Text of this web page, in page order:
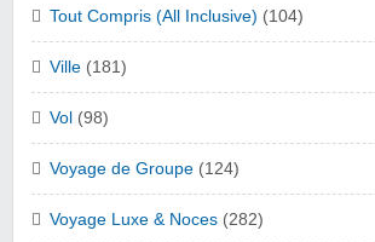
Tout Compris (All Inclusive) (104)
Ville (181)
Vol (98)
Voyage de Groupe (124)
Voyage Luxe & Noces (282)